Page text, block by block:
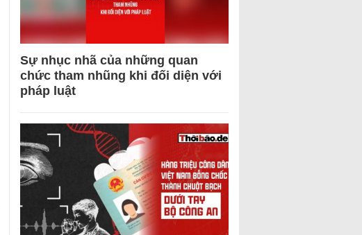
Sự nhục nhã của những quan
chức tham nhũng khi đối diện với
pháp luật